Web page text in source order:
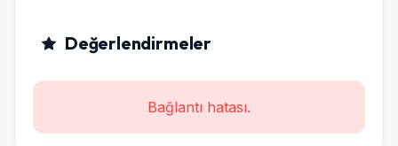
Değerlendirmeler
Bağlantı hatası.